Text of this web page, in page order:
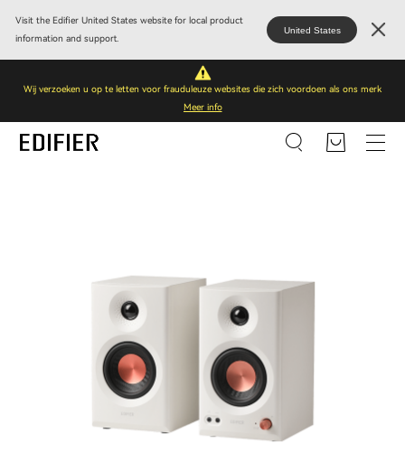
Visit the Edifier United States website for local product
information and support.
United States
Wij verzoeken u op te letten voor frauduleuze websites die zich voordoen als ons merk
Meer info